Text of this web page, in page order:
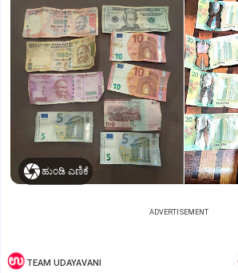
ಹುಂಡಿ ಎಣಿಕೆ
ADVERTISEMENT
TEAM UDAYAVANI